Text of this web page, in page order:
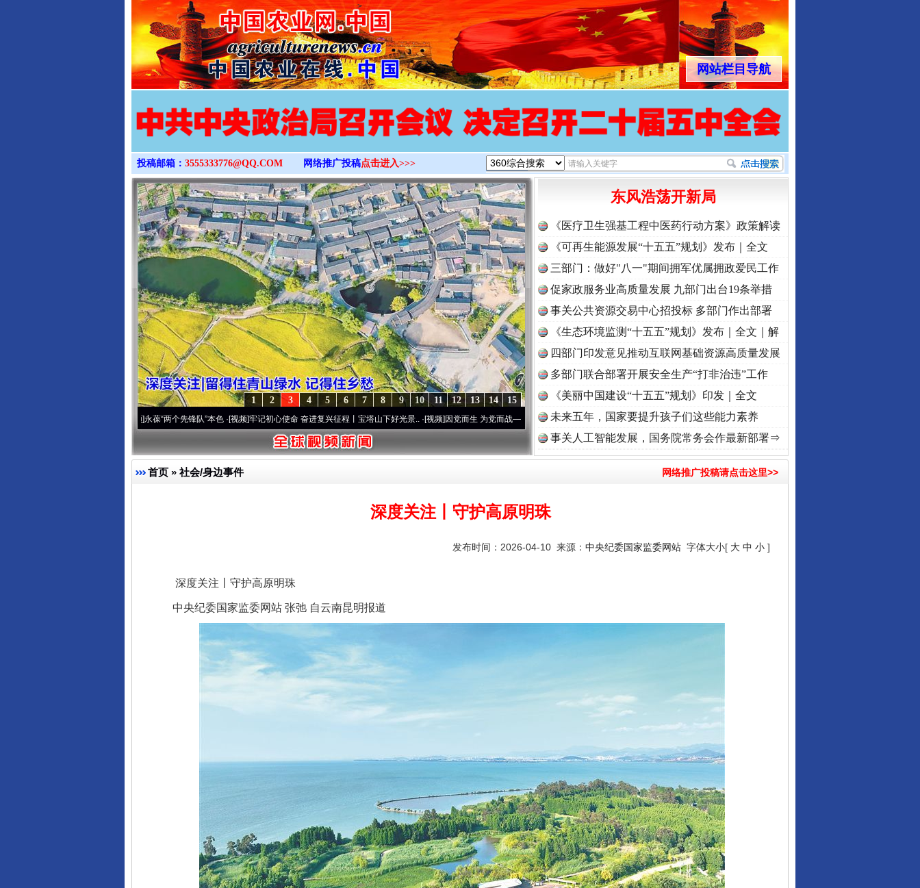
>
网站栏目导航
投稿邮箱： 3555333776@QQ.COM 网络推广投稿点击进入>>>
15
14
13
12
11
10
9
8
7
6
5
4
3
2
1
永葆“两个先锋队”本色·[视频]牢记初心使命 奋进复兴征程丨宝塔山下好光景..·[视频]因党而生 为党而战——百年“纪”事⑧加强纪律..·[视频]牢记初心使命 奋进复兴征程丨“转折之城”激荡..
东风浩荡开新局
《医疗卫生强基工程中医药行动方案》政策解读
《可再生能源发展“十五五”规划》发布｜全文
三部门：做好"八一"期间拥军优属拥政爱民工作
促家政服务业高质量发展 九部门出台19条举措
事关公共资源交易中心招投标 多部门作出部署
《生态环境监测“十五五”规划》发布｜全文｜解
读
四部门印发意见推动互联网基础资源高质量发展
多部门联合部署开展安全生产“打非治违”工作
《美丽中国建设“十五五”规划》印发｜全文
未来五年，国家要提升孩子们这些能力素养
事关人工智能发展，国务院常务会作最新部署⇒
首页 » 社会/身边事件 网络推广投稿请点击这里>>
深度关注丨守护高原明珠
发布时间：2026-04-10 来源： 中央纪委国家监委网站 字体大小[ 大 中 小 ]
深度关注丨守护高原明珠
中央纪委国家监委网站 张弛 自云南昆明报道